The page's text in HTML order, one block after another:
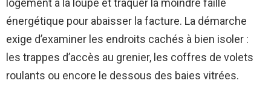
énergétique pour abaisser la facture. La démarche
exige d’examiner les endroits cachés à bien isoler :
les trappes d’accès au grenier, les coffres de volets
roulants ou encore le dessous des baies vitrées.